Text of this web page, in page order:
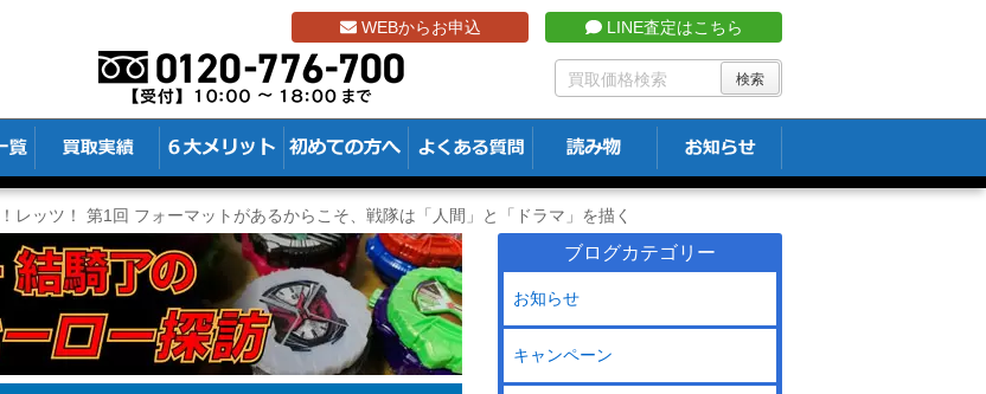
WEBからお申込 LINE査定はこちら
レッツ！ 第1回 フォーマットがあるからこそ、戦隊は「人間」と「ドラマ」を描く
ブログカテゴリー
お知らせ
キャンペーン